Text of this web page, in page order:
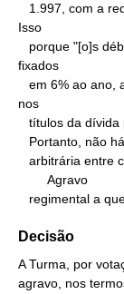
Isso
fixados
nos
regimental a
Decisão
A Turma, por
agravo, nos